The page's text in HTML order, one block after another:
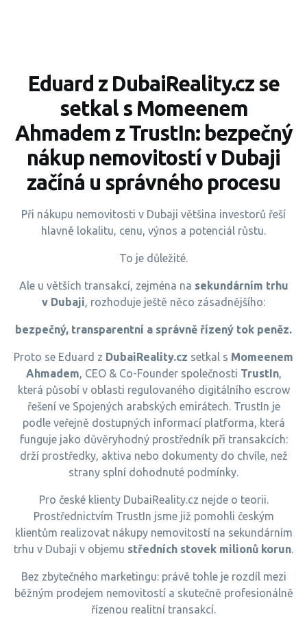
Eduard z DubaiReality.cz se
setkal s Momeenem
Ahmadem z TrustIn: bezpečný
nákup nemovitostí v Dubaji
začíná u správného procesu
Při nákupu nemovitosti v Dubaji většina investorů řeší
hlavně lokalitu, cenu, výnos a potenciál růstu.
To je důležité.
Ale u větších transakcí, zejména na sekundárním trhu
v Dubaji, rozhoduje ještě něco zásadnějšího:
bezpečný, transparentní a správně řízený tok peněz.
Proto se Eduard z DubaiReality.cz setkal s Momeenem
Ahmadem, CEO & Co-Founder společnosti TrustIn,
která působí v oblasti regulovaného digitálního escrow
řešení ve Spojených arabských emirátech. TrustIn je
podle veřejně dostupných informací platforma, která
funguje jako důvěryhodný prostředník při transakcích:
drží prostředky, aktiva nebo dokumenty do chvíle, než
strany splní dohodnuté podmínky.
Pro české klienty DubaiReality.cz nejde o teorii.
Prostřednictvím TrustIn jsme již pomohli českým
klientům realizovat nákupy nemovitostí na sekundárním
trhu v Dubaji v objemu středních stovek milionů korun.
Bez zbytečného marketingu: právě tohle je rozdíl mezi
běžným prodejem nemovitostí a skutečně profesionálně
řízenou realitní transakcí.